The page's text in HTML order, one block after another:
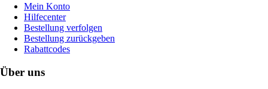
Mein Konto
Hilfecenter
Bestellung verfolgen
Bestellung zurückgeben
Rabattcodes
Über uns